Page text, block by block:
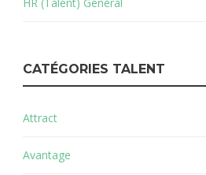
CATÉGORIES TALENT
Attract
Avantage